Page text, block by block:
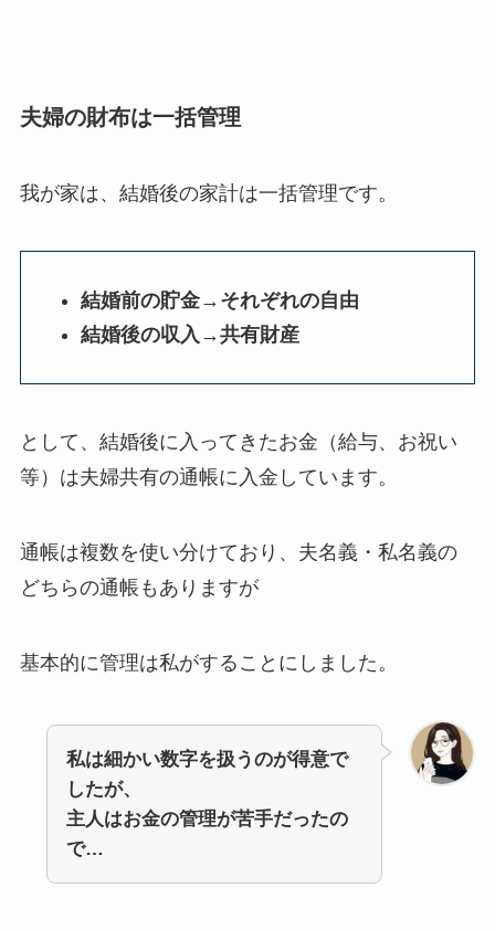
夫婦の財布は一括管理
我が家は、結婚後の家計は一括管理です。
結婚前の貯金→それぞれの自由
結婚後の収入→共有財産
として、結婚後に入ってきたお金（給与、お祝い
等）は夫婦共有の通帳に入金しています。
通帳は複数を使い分けており、夫名義・私名義の
どちらの通帳もありますが
基本的に管理は私がすることにしました。
私は細かい数字を扱うのが得意で
したが、
主人はお金の管理が苦手だったの
で…